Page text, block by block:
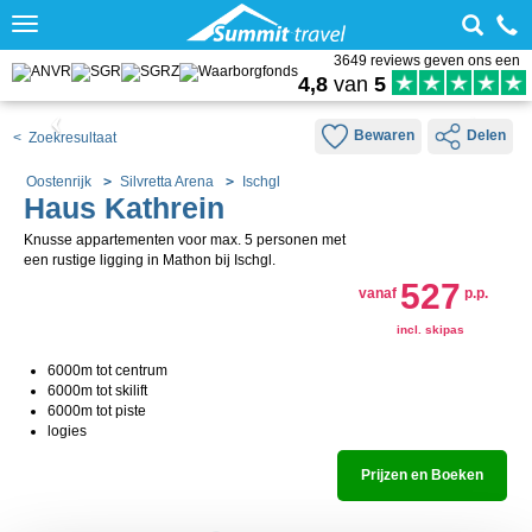
Toggle
3649 reviews geven ons een
4,8 van 5
< Zoekresultaat Bewaren Delen
Oostenrijk Silvretta Arena Ischgl
Haus Kathrein
Knusse appartementen voor max. 5 personen met
een rustige ligging in Mathon bij Ischgl.
vanaf 527 p.p.
incl. skipas
6000m tot centrum
6000m tot skilift
6000m tot piste
logies
Prijzen en Boeken